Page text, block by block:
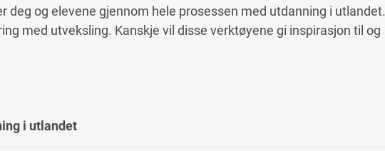
deg og elevene gjennom hele prosessen med utdanning i utlandet.
med utveksling. Kanskje vil disse verktøyene gi inspirasjon til og
i utlandet